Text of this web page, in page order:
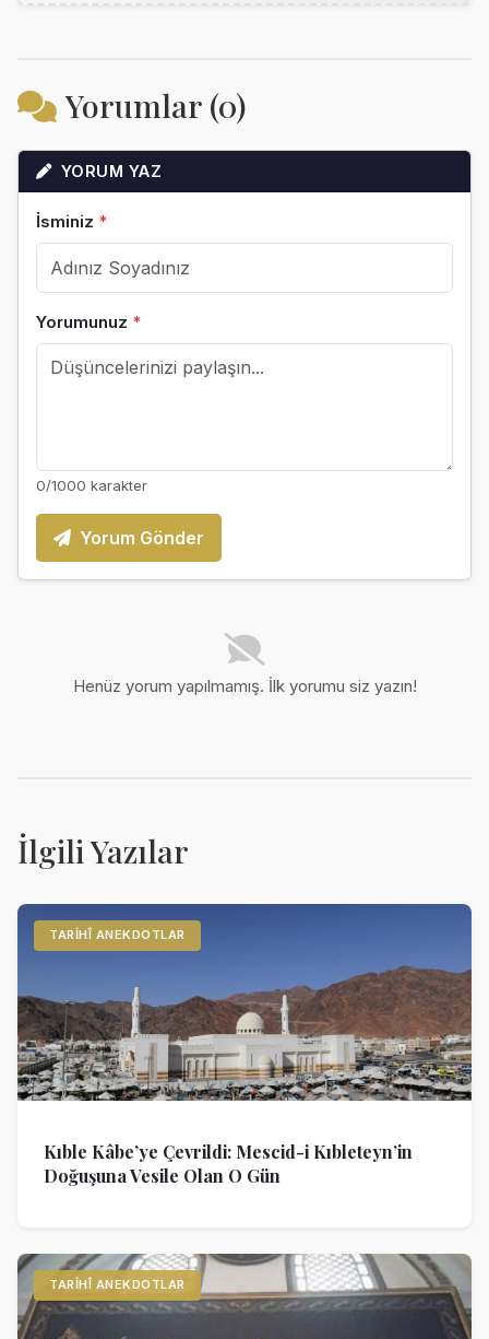
Yorumlar (0)
YORUM YAZ
İsminiz *
Yorumunuz *
0/1000 karakter
Yorum Gönder
Henüz yorum yapılmamış. İlk yorumu siz yazın!
İlgili Yazılar
TARIHÎ ANEKDOTLAR
Kıble Kâbe’ye Çevrildi: Mescid-i Kıbleteyn’in
Doğuşuna Vesile Olan O Gün
TARIHÎ ANEKDOTLAR